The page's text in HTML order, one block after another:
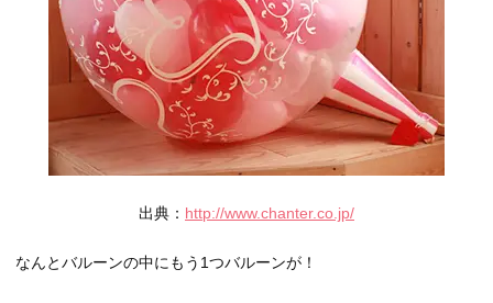
出典： http://www.chanter.co.jp/
なんとバルーンの中にもう1つバルーンが！